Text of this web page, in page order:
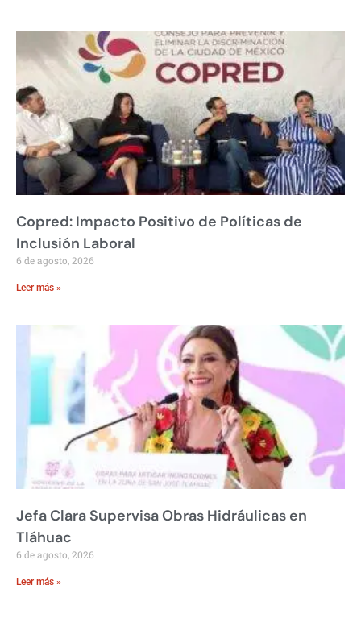
Copred: Impacto Positivo de Políticas de
Inclusión Laboral
6 de agosto, 2026
Leer más »
Jefa Clara Supervisa Obras Hidráulicas en
Tláhuac
6 de agosto, 2026
Leer más »